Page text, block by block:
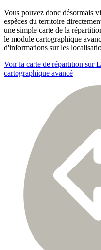
Vous pouvez donc désormais
espèces du territoire
une simple carte de la
le module cartographique
d'informations sur les
Voir la carte de répartition sur
cartographique avancé